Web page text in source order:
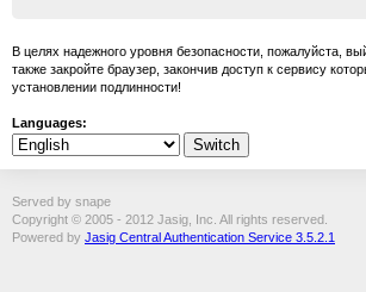
В целях надежного уровня безопасности, пожалуйста,
также закройте браузер, закончив доступ к сервису
установлении подлинности!
Languages:
Served by snape
Copyright © 2005 - 2012 Jasig, Inc. All rights reserved.
Powered by Jasig Central Authentication Service 3.5.2.1